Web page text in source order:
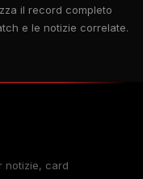
il record completo
e le notizie correlate.
notizie, card